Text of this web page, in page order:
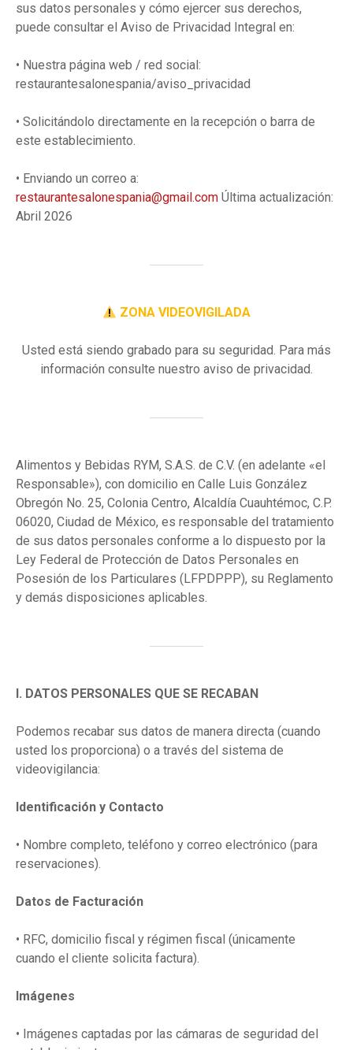
sus datos personales y cómo ejercer sus derechos,
puede consultar el Aviso de Privacidad Integral en:
• Nuestra página web / red social:
restaurantesalonespania/aviso_privacidad
• Solicitándolo directamente en la recepción o barra de
este establecimiento.
• Enviando un correo a:
restaurantesalonespania@gmail.com Última actualización:
Abril 2026
ZONA VIDEOVIGILADA
Usted está siendo grabado para su seguridad. Para más
información consulte nuestro aviso de privacidad.
Alimentos y Bebidas RYM, S.A.S. de C.V. (en adelante «el
Responsable»), con domicilio en Calle Luis González
Obregón No. 25, Colonia Centro, Alcaldía Cuauhtémoc, C.P.
06020, Ciudad de México, es responsable del tratamiento
de sus datos personales conforme a lo dispuesto por la
Ley Federal de Protección de Datos Personales en
Posesión de los Particulares (LFPDPPP), su Reglamento
y demás disposiciones aplicables.
I. DATOS PERSONALES QUE SE RECABAN
Podemos recabar sus datos de manera directa (cuando
usted los proporciona) o a través del sistema de
videovigilancia:
Identificación y Contacto
• Nombre completo, teléfono y correo electrónico (para
reservaciones).
Datos de Facturación
• RFC, domicilio fiscal y régimen fiscal (únicamente
cuando el cliente solicita factura).
Imágenes
• Imágenes captadas por las cámaras de seguridad del